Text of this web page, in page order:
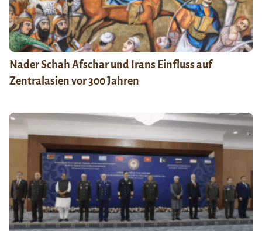
Nader Schah Afschar und Irans Einfluss auf
Zentralasien vor 300 Jahren